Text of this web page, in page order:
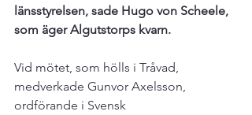
länsstyrelsen, sade Hugo von Scheele,
som äger Algutstorps kvarn.
Vid mötet, som hölls i Tråvad,
medverkade Gunvor Axelsson,
ordförande i Svensk